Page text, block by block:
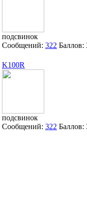
подсвинок
Сообщений: 322 Баллов:
K100R
подсвинок
Сообщений: 322 Баллов: